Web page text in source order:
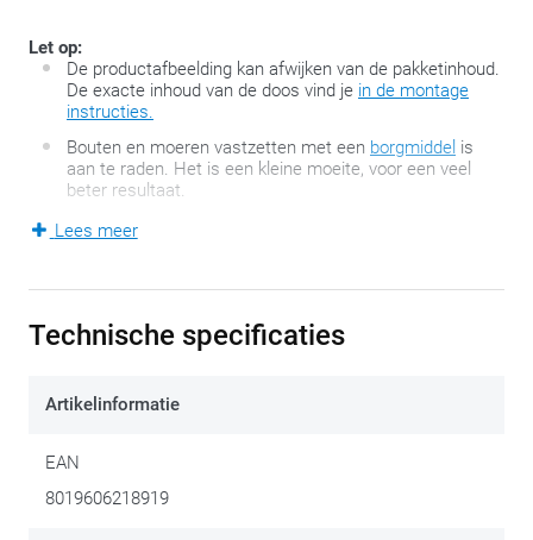
Let op:
De productafbeelding kan afwijken van de pakketinhoud.
De exacte inhoud van de doos vind je in de montage
instructies.
Bouten en moeren vastzetten met een borgmiddel is
aan te raden. Het is een kleine moeite, voor een veel
beter resultaat.
een volgend model. Exit accessoire? Natuurlijk niet! Een
Lees meer
Technische specificaties
Artikelinformatie
EAN
8019606218919